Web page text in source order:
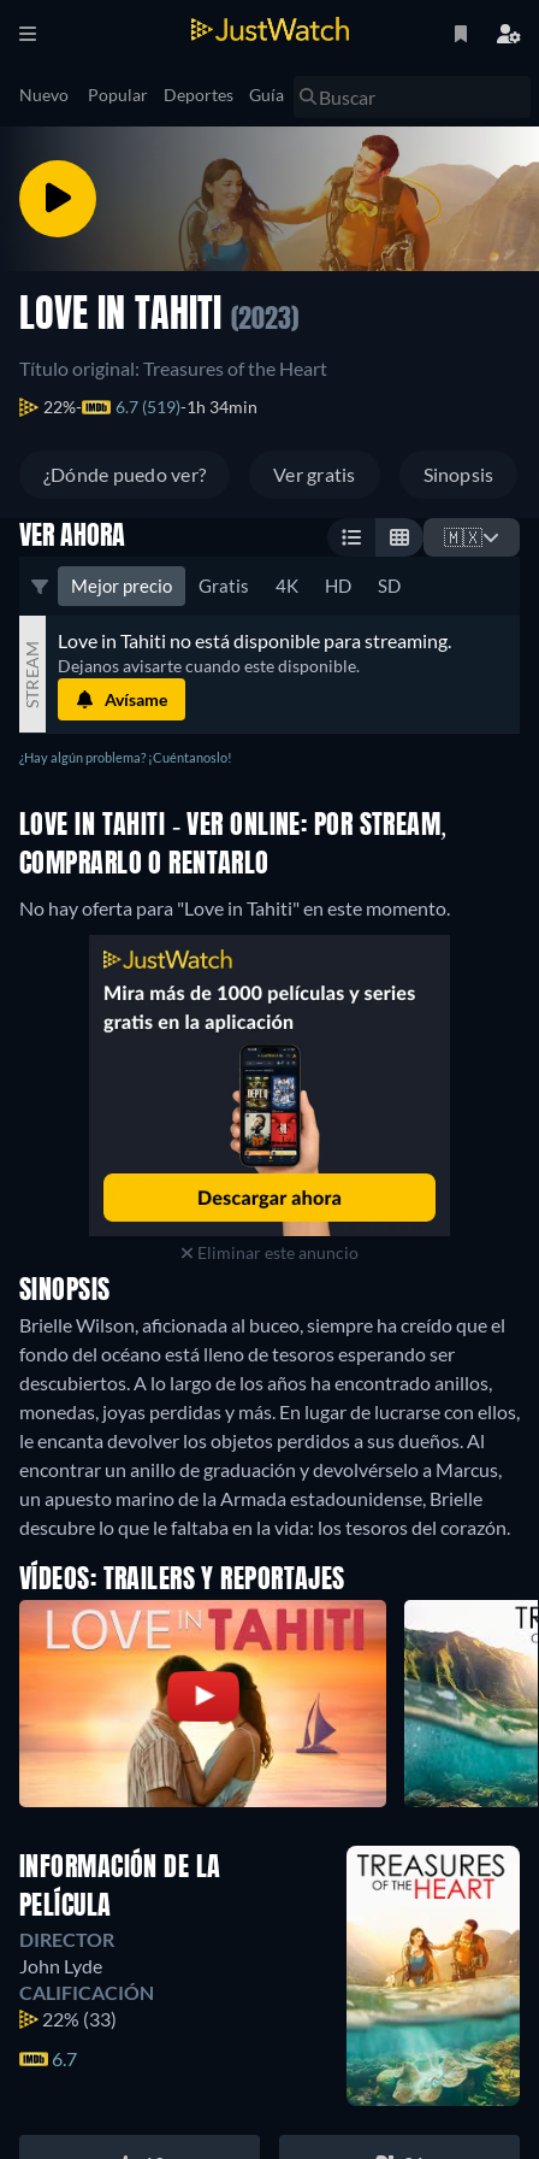
Nuevo Popular Deportes Guía
LOVE IN TAHITI (2023)
Título original: Treasures of the Heart
22% 6.7 (519) 1h 34min
¿Dónde puedo ver? Ver gratis Sinopsis
VER AHORA 🇲🇽
Mejor precio Gratis 4K HD SD
STREAM Love in Tahiti no está disponible para streaming.
Dejanos avisarte cuando este disponible.
Avísame
¿Hay algún problema? ¡Cuéntanoslo!
LOVE IN TAHITI - VER ONLINE: POR STREAM,
COMPRARLO O RENTARLO
No hay oferta para "Love in Tahiti" en este momento.
Eliminar este anuncio
SINOPSIS
Brielle Wilson, aficionada al buceo, siempre ha creído que el
fondo del océano está lleno de tesoros esperando ser
descubiertos. A lo largo de los años ha encontrado anillos,
monedas, joyas perdidas y más. En lugar de lucrarse con ellos,
le encanta devolver los objetos perdidos a sus dueños. Al
encontrar un anillo de graduación y devolvérselo a Marcus,
un apuesto marino de la Armada estadounidense, Brielle
VÍDEOS: TRAILERS Y REPORTAJES
INFORMACIÓN DE LA
PELÍCULA
DIRECTOR
John Lyde
CALIFICACIÓN
22% (33)
6.7